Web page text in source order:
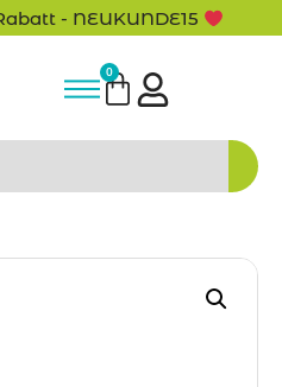
- NEUKUNDE15
0